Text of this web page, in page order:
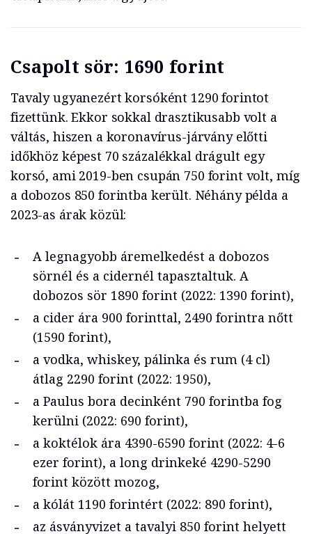
Csapolt sör: 1690 forint
Tavaly ugyanezért korsóként 1290 forintot
fizettünk. Ekkor sokkal drasztikusabb volt a
váltás, hiszen a koronavírus-járvány előtti
időkhöz képest 70 százalékkal drágult egy
korsó, ami 2019-ben csupán 750 forint volt, míg
a dobozos 850 forintba került. Néhány példa a
2023-as árak közül:
A legnagyobb áremelkedést a dobozos
sörnél és a cidernél tapasztaltuk. A
dobozos sör 1890 forint (2022: 1390 forint),
a cider ára 900 forinttal, 2490 forintra nőtt
(1590 forint),
a vodka, whiskey, pálinka és rum (4 cl)
átlag 2290 forint (2022: 1950),
a Paulus bora decinként 790 forintba fog
kerülni (2022: 690 forint),
a koktélok ára 4390-6590 forint (2022: 4-6
ezer forint), a long drinkeké 4290-5290
forint között mozog,
a kólát 1190 forintért (2022: 890 forint),
az ásványvizet a tavalyi 850 forint helyett